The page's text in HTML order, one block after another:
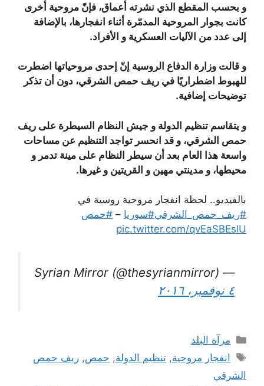
و بحسب المقطع الذي نشرته أعماق، فإنّ مروحية أخرى
كانت بجوار المروحية المدمّرة أثناء انفجارها، بالإضافة
إلى عدد من الآليات العسكرية و الأفراد.
و قالت وزارة الدفاع الروسية إنّ إحدى مروحياتها اضطرت
للهبوط اضطراريًا في ريف حمص الشرقي، دون أن تذكر
توضيحات إضافية.
و يتقاسم تنظيم الدولة و جيش النظام السيطرة على ريف
حمص الشرقي، و قد انحسر تواجد التنظيم عن مساحات
واسعة هذا العام بعد أن سيطر النظام على مينة تدمر و
محيطها، و مدينتي مهين و القريتين و غيرها.
بالفيديو.. لحظة انفجار مروحية روسية في
#ريف_حمص_الشرقي#سوريا – #حمص
pic.twitter.com/qvEaSBEslU
— Syrian Mirror (@thesyrianmirror)
٤ نوفمبر، ٢٠١٦
التصنيفات
مرآة البلد
الوسوم
انفجار مروحية,تنظيم الدولة, حمص,ريف حمص
الشرقي